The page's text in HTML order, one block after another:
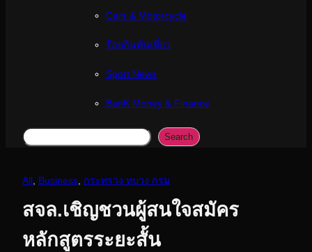
Cars & Motorcycle
ร้อยกินพันเที่ยว
Sport News
ฺBanK Money & Finance
Search Search
All Business กระทรวง ทบวง กรม
สจล.เชิญชวนผู้สนใจสมัคร
หลักสูตรระยะสั้น